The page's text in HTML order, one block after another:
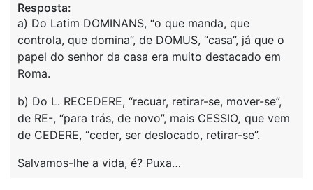
Resposta:
a) Do Latim DOMINANS, “o que manda, que
controla, que domina”, de DOMUS, “casa”, já que o
papel do senhor da casa era muito destacado em
Roma.
b) Do L. RECEDERE, “recuar, retirar-se, mover-se”,
de RE-, “para trás, de novo”, mais CESSIO, que vem
de CEDERE, “ceder, ser deslocado, retirar-se”.
Salvamos-lhe a vida, é? Puxa…